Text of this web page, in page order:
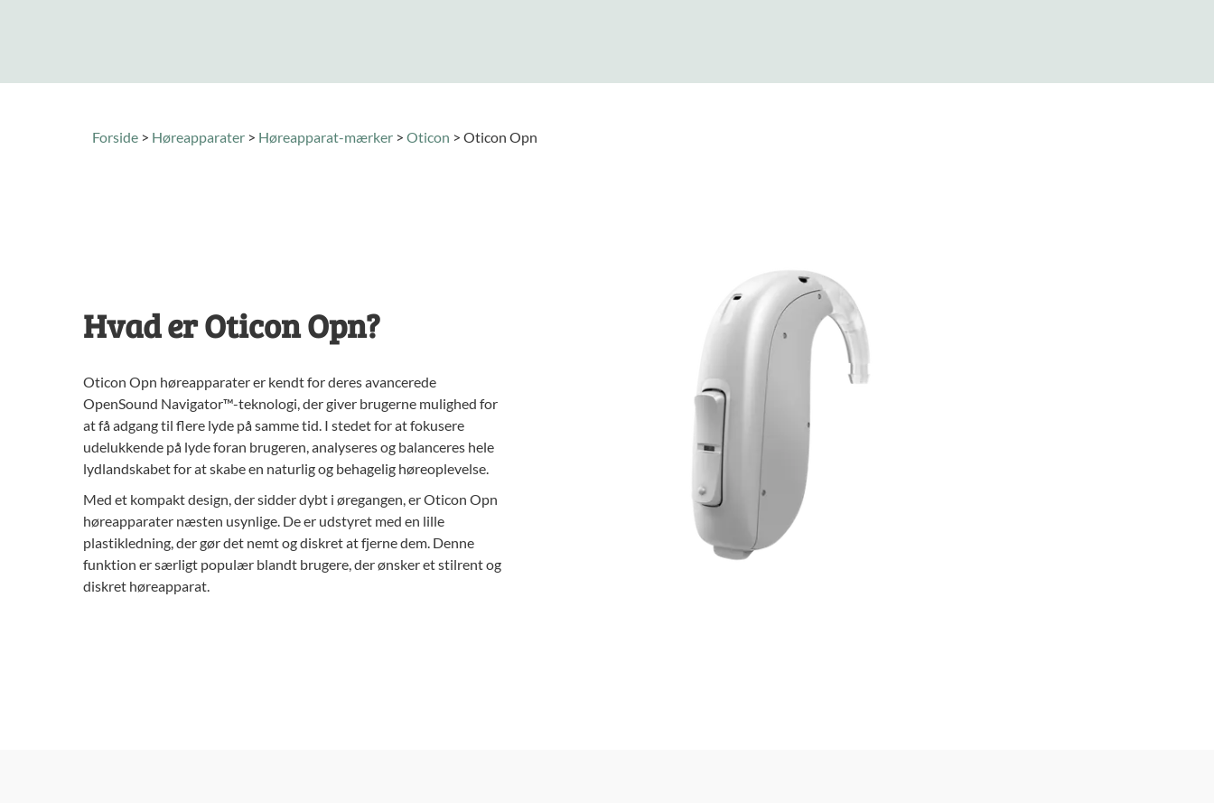
Forside > Høreapparater > Høreapparat-mærker > Oticon > Oticon Opn
Hvad er Oticon Opn?
Oticon Opn høreapparater er kendt for deres avancerede
OpenSound Navigator™-teknologi, der giver brugerne mulighed for
at få adgang til flere lyde på samme tid. I stedet for at fokusere
udelukkende på lyde foran brugeren, analyseres og balanceres hele
lydlandskabet for at skabe en naturlig og behagelig høreoplevelse.
Med et kompakt design, der sidder dybt i øregangen, er Oticon Opn
høreapparater næsten usynlige. De er udstyret med en lille
plastikledning, der gør det nemt og diskret at fjerne dem. Denne
funktion er særligt populær blandt brugere, der ønsker et stilrent og
diskret høreapparat.